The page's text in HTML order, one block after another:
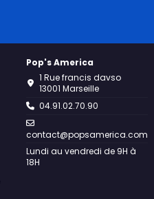
Pop's America
1 Rue francis davso
13001 Marseille
04.91.02.70.90
contact@popsamerica.com
Lundi au vendredi de 9H à
18H